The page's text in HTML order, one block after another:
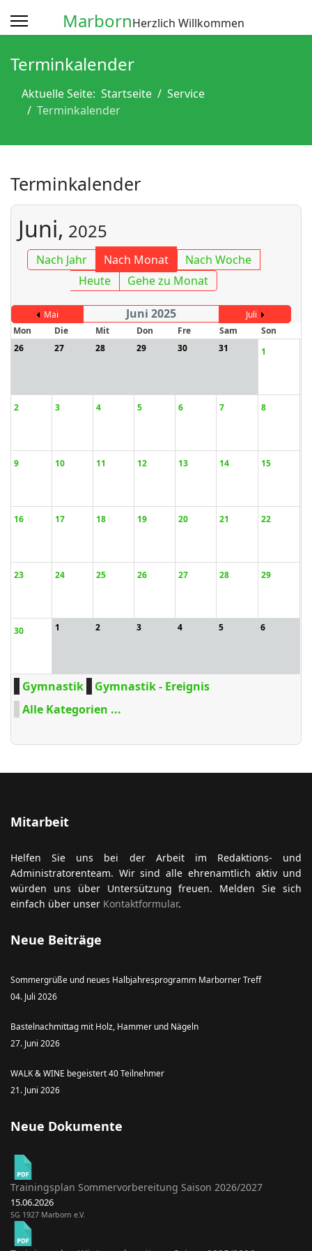
MarbornHerzlich Willkommen
Terminkalender
Aktuelle Seite: Startseite
Service
Terminkalender
Terminkalender
Juni, 2025
Nach Jahr Nach Monat
Nach Woche
Heute
Gehe zu Monat
Mai Juni 2025
Juli
Mon
Die Mit Don Fre Sam
Son
26
27 28 29 30 31 1
2 3 4 5 6 7 8
9 10 11 12 13 14 15
16 17 18 19 20 21 22
23 24 25 26 27 28 29
30 1 2 3 4 5 6
Gymnastik
Gymnastik - Ereignis
Alle Kategorien ...
Mitarbeit
Helfen Sie uns bei der Arbeit im Redaktions- und
Administratorenteam. Wir sind alle ehrenamtlich aktiv und
würden uns über Untersützung freuen. Melden Sie sich
einfach über unser Kontaktformular.
Neue Beiträge
Sommergrüße und neues Halbjahresprogramm Marborner Treff
04. Juli 2026
Bastelnachmittag mit Holz, Hammer und Nägeln
27. Juni 2026
WALK & WINE begeistert 40 Teilnehmer
21. Juni 2026
Neue Dokumente
Trainingsplan Sommervorbereitung Saison 2026/2027
15.06.2026
SG 1927 Marborn e.V.